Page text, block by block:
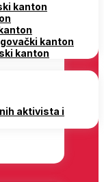
kanton
kanton
kanton
aktivista i